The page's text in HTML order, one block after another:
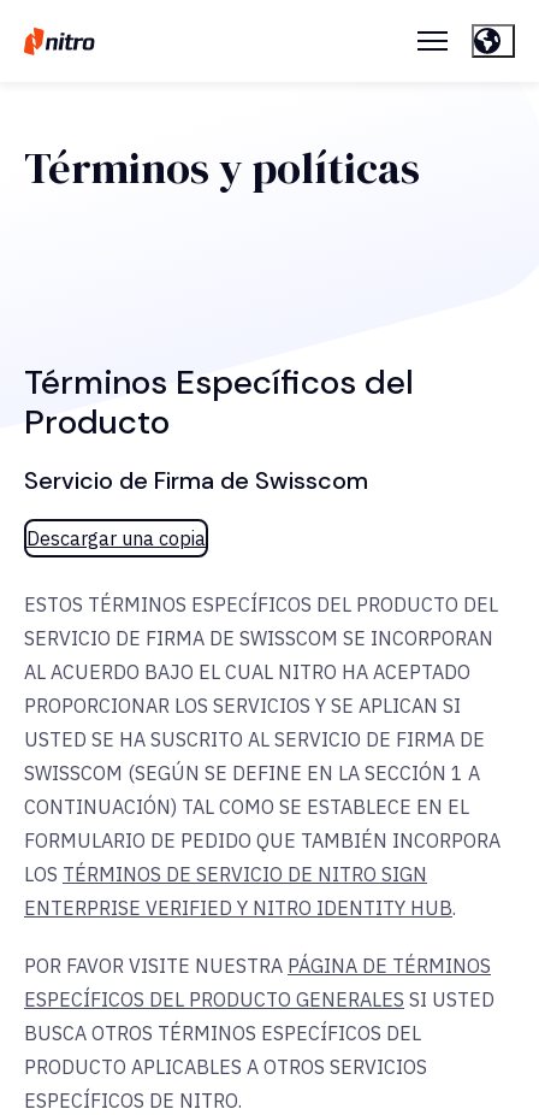
Términos y políticas
Términos Específicos del
Producto
Servicio de Firma de Swisscom
Descargar una copia
ESTOS TÉRMINOS ESPECÍFICOS DEL PRODUCTO DEL
SERVICIO DE FIRMA DE SWISSCOM SE INCORPORAN
AL ACUERDO BAJO EL CUAL NITRO HA ACEPTADO
PROPORCIONAR LOS SERVICIOS Y SE APLICAN SI
USTED SE HA SUSCRITO AL SERVICIO DE FIRMA DE
SWISSCOM (SEGÚN SE DEFINE EN LA SECCIÓN 1 A
CONTINUACIÓN) TAL COMO SE ESTABLECE EN EL
FORMULARIO DE PEDIDO QUE TAMBIÉN INCORPORA
LOS TÉRMINOS DE SERVICIO DE NITRO SIGN
ENTERPRISE VERIFIED Y NITRO IDENTITY HUB.
POR FAVOR VISITE NUESTRA PÁGINA DE TÉRMINOS
ESPECÍFICOS DEL PRODUCTO GENERALES SI USTED
BUSCA OTROS TÉRMINOS ESPECÍFICOS DEL
PRODUCTO APLICABLES A OTROS SERVICIOS
ESPECÍFICOS DE NITRO.